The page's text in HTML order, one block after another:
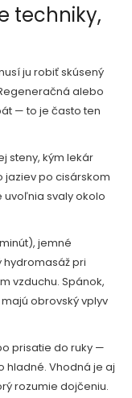
techniky,
ju robiť skúsený
alebo
— to je často ten
steny, kým lekár
jaziev po cisárskom
uvoľnia svaly okolo
jemné
hydromasáž pri
vzduchu. Spánok,
obrovský vplyv
prisatie do ruky —
hladné. Vhodná je aj
rozumie dojčeniu.